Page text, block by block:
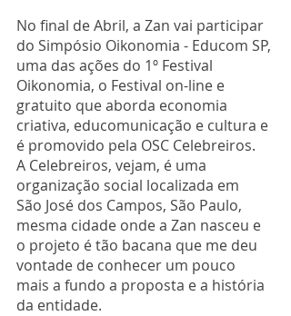
No final de Abril, a Zan vai participar
do Simpósio Oikonomia - Educom SP,
uma das ações do 1º Festival
Oikonomia, o Festival on-line e
gratuito que aborda economia
criativa, educomunicação e cultura e
é promovido pela OSC Celebreiros.
A Celebreiros, vejam, é uma
organização social localizada em
São José dos Campos, São Paulo,
mesma cidade onde a Zan nasceu e
o projeto é tão bacana que me deu
vontade de conhecer um pouco
mais a fundo a proposta e a história
da entidade.